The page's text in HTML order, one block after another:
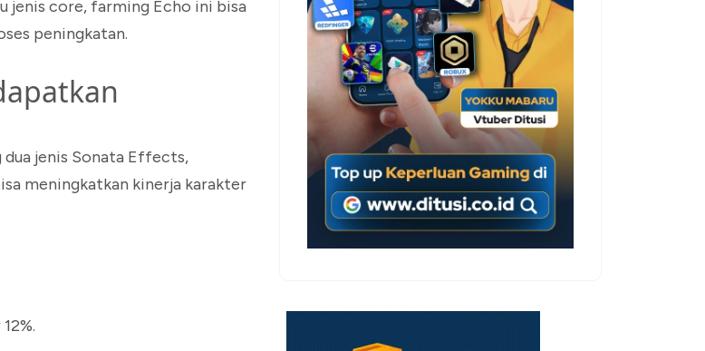
jenis core, farming Echo ini bisa
peningkatan.
dua jenis Sonata Effects,
meningkatkan kinerja karakter